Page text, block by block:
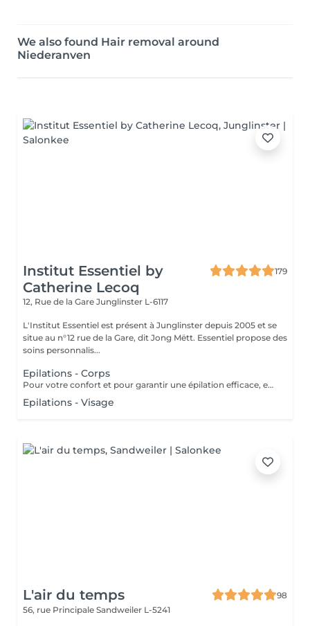
We also found Hair removal around
Niederanven
Institut Essentiel by
Catherine Lecoq
179
12, Rue de la Gare Junglinster L-6117
L'Institut Essentiel est présent à Junglinster depuis 2005 et se
situe au n°12 rue de la Gare, dit Jong Mëtt. Essentiel propose des
soins personnalis...
Epilations - Corps
Pour votre confort et pour garantir une épilation efficace, en cas de poils longs, nous vous conseillons de tondre vos poils à 1/2 cm avant votre épilation. Ne pas appliquer de soin hydratant 12 heures avant votre rendez-vous (pour garantir adhérence de la cire) Merci pour votre compréhension.
Epilations - Visage
L'air du temps
98
56, rue Principale Sandweiler L-5241